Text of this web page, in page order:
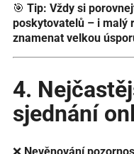
🎯 Tip: Vždy si
poskytovatelů – i malý
znamenat velkou
4.
sjednání